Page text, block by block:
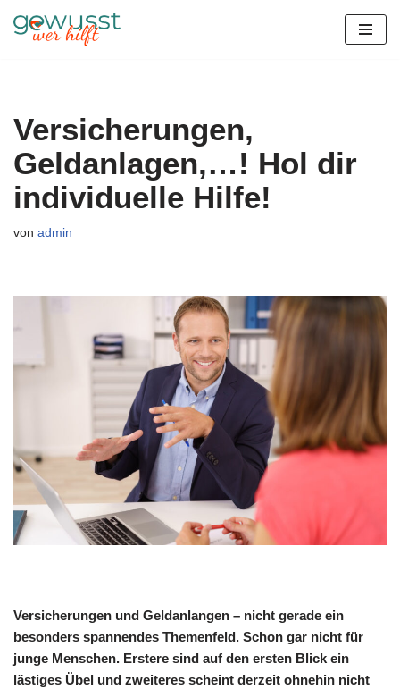
Versicherungen,
Geldanlagen,…! Hol dir
individuelle Hilfe!
von admin
Versicherungen und Geldanlangen – nicht gerade ein
besonders spannendes Themenfeld. Schon gar nicht für
junge Menschen. Erstere sind auf den ersten Blick ein
lästiges Übel und zweiteres scheint derzeit ohnehin nicht